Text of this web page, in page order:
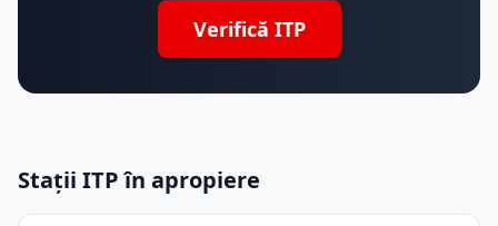
Verifică ITP
Stații ITP în apropiere